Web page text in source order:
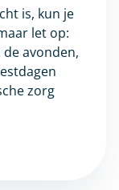
is, kun je
let op:
avonden,
zorg